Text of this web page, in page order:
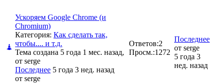
Ускоряем Google Chrome (и
Chromium)
Категория: Как сделать так,
чтобы.... и т.д.
Тема создана 5 года 1 мес. назад,
от serge
Последнее 5 года 3 нед. назад
от serge
Ответов:2
Просм.:1272
Последнее
от serge
5 года 3
нед. назад